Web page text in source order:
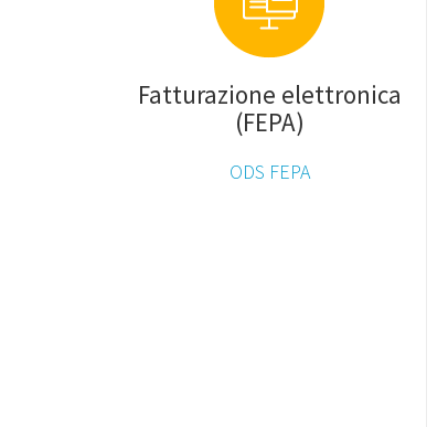
Fatturazione elettronica
(FEPA)
ODS FEPA